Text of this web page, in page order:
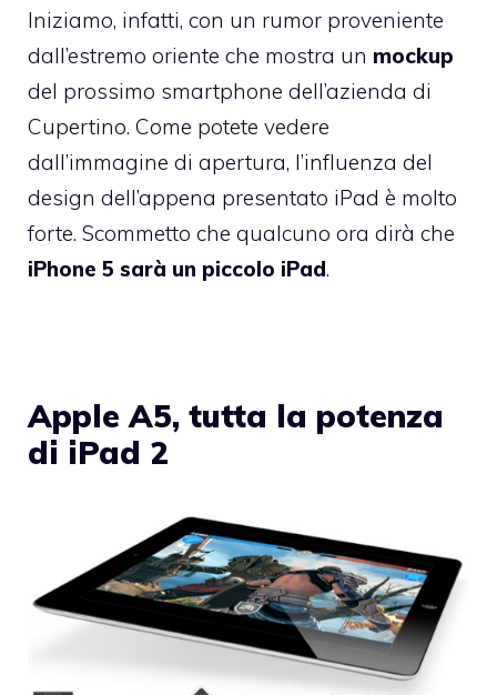
Iniziamo, infatti, con un rumor proveniente
dall’estremo oriente che mostra un mockup
del prossimo smartphone dell’azienda di
Cupertino. Come potete vedere
dall’immagine di apertura, l’influenza del
design dell’appena presentato iPad è molto
forte. Scommetto che qualcuno ora dirà che
iPhone 5 sarà un piccolo iPad.
Apple A5, tutta la potenza
di iPad 2